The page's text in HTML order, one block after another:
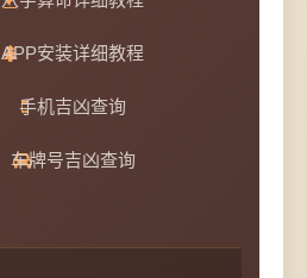
APP安装详细教程
手机吉凶查询
车牌号吉凶查询